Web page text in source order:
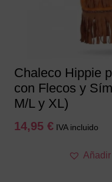
Chaleco Hippie
con Flecos y
M/L y XL)
14,95 € IVA incluido